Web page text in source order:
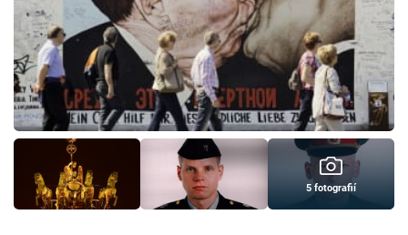
Pořady
TV Program
Časopis
Sledujte prima+
Přihlášení
5 fotografií